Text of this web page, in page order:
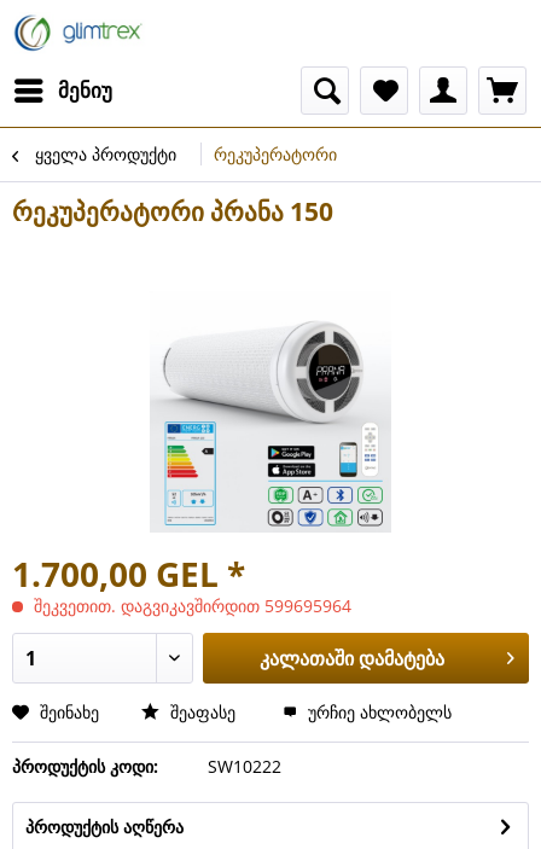
მენიუ
ყველა პროდუქტი რეკუპერატორი
რეკუპერატორი პრანა 150
1.700,00 GEL *
შეკვეთით. დაგვიკავშირდით 599695964
კალათაში დამატება
შეინახე შეაფასე ურჩიე ახლობელს
პროდუქტის კოდი: SW10222
პროდუქტის აღწერა